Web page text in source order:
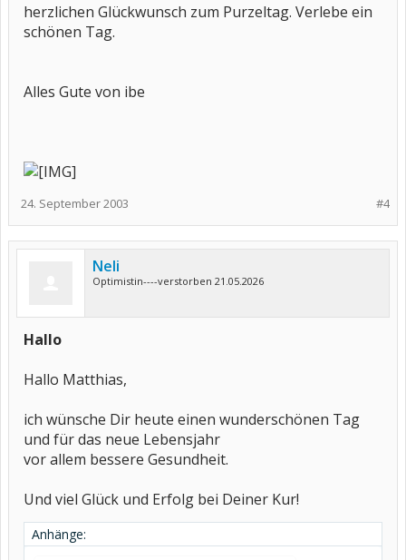
herzlichen Glückwunsch zum Purzeltag. Verlebe ein
schönen Tag.
Alles Gute von ibe
#4
24. September 2003
Neli
Optimistin----verstorben 21.05.2026
Hallo
Hallo Matthias,
ich wünsche Dir heute einen wunderschönen Tag
und für das neue Lebensjahr
vor allem bessere Gesundheit.
Und viel Glück und Erfolg bei Deiner Kur!
Anhänge: